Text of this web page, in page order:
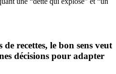
recettes, le bon sens veut
décisions pour adapter